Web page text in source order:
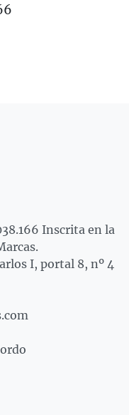
Inscrita en la
I, portal 8, nº 4